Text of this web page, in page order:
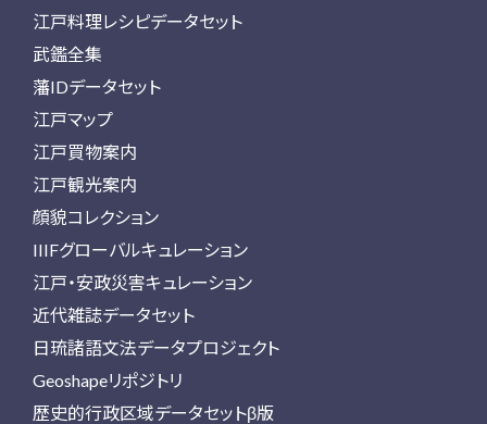
江戸料理レシピデータセット
武鑑全集
藩IDデータセット
江戸マップ
江戸買物案内
江戸観光案内
顔貌コレクション
IIIFグローバルキュレーション
江戸・安政災害キュレーション
近代雑誌データセット
日琉諸語文法データプロジェクト
Geoshapeリポジトリ
歴史的行政区域データセットβ版